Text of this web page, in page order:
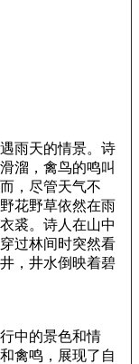
雨天的情景。诗
溜，禽鸟的鸣叫
，尽管天气不
花野草依然在雨
裘。诗人在山中
过林间时突然看
，井水倒映着碧
中的景色和情
禽鸣，展现了自